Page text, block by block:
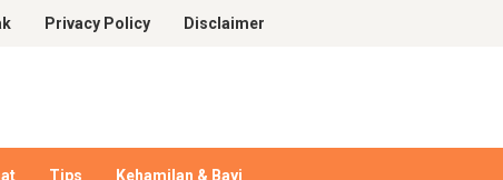
Privacy Policy Disclaimer
Tips Kehamilan & Bayi